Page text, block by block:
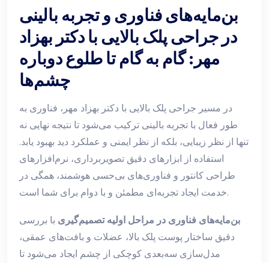
بن‌مایه‌های فناوری و تجربه بالینی
در جراحی پلک بالایی با دکتر بهزاد
مهر: گام به گام تا طلوع دوباره
چشم‌ها
در مسیر جراحی پلک بالایی با دکتر بهزاد مهر، فناوری به
طور فعال با تجربه بالینی ترکیب می‌شود تا نتیجه نهایی نه
تنها از نظر زیبایی، بلکه از نظر ایمنی و عملکرد دید بهبود یابد.
استفاده از ابزارهای دقیق تصویربرداری، نرم‌افزارهای
طراحی کانتور و فناوری‌های بی‌حسی هوشمند، همگی در
خدمت ایجاد تجربه‌ای مطمئن و با دوام برای شما است.
بن‌مایه‌های فناوری در مراحل اولیه تصمیم‌گیری با بررسی
دقیق ساختار پوست پلک بالا، عضلات و بافت‌های عمقی،
مدل‌سازی سه‌بعدی کوچکی از چشم ایجاد می‌شود تا